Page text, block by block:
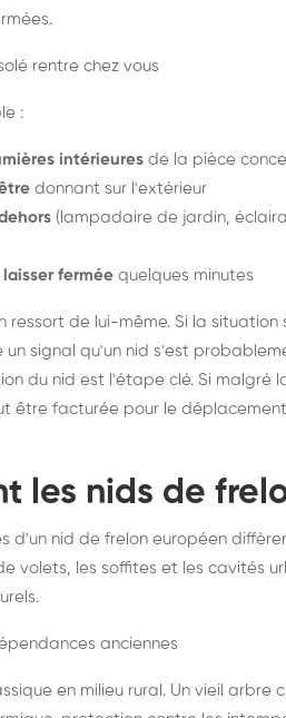
rentre chez vous
:
intérieures de la pièce
donnant sur l'extérieur
(lampadaire de jardin,
fermée quelques minutes
ressort de lui-même. Si la
un signal qu'un nid s'est
du nid est l'étape clé. Si malgré
être facturée pour le
les nids de
d'un nid de frelon européen
volets, les soffites et les cavités
anciennes
en milieu rural. Un vieil arbre